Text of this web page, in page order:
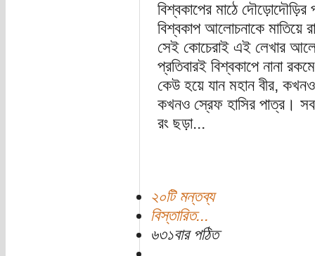
বিশ্বকাপের মাঠে
বিশ্বকাপ আলোচনাকে মাতিয়ে
সেই কোচেরাই এই লেখার
প্রতিবারই বিশ্বকাপে নানা
কেউ হয়ে যান মহান বীর,
কখনও স্রেফ হাসির পাত্র।
রং ছড়া...
২০টি মন্তব্য
বিস্তারিত...
৬৩১বার পঠিত